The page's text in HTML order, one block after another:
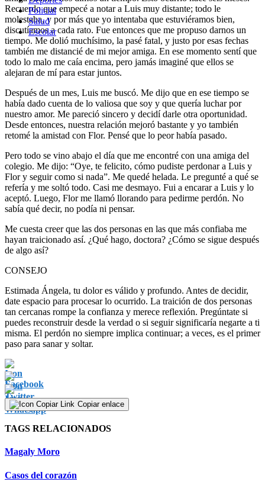
Policial
Salud
Escolar
Recuerdo que empecé a notar a Luis muy distante; todo le
molestaba, y por más que yo intentaba que estuviéramos bien,
discutíamos a cada rato. Fue entonces que me propuso darnos un
tiempo. Me dolió muchísimo, la pasé fatal, y justo por esas fechas
también me distancié de mi mejor amiga. En ese momento sentí que
todo lo malo me caía encima, pero jamás imaginé que ellos se
alejaran de mí para estar juntos.
Después de un mes, Luis me buscó. Me dijo que en ese tiempo se
había dado cuenta de lo valiosa que soy y que quería luchar por
nuestro amor. Me pareció sincero y decidí darle otra oportunidad.
Desde entonces, nuestra relación mejoró bastante y yo también
retomé la amistad con Flor. Pensé que lo peor había pasado.
Pero todo se vino abajo el día que me encontré con una amiga del
colegio. Me dijo: “Oye, te felicito, cómo pudiste perdonar a Luis y
Flor y seguir como si nada”. Me quedé helada. Le pregunté a qué se
refería y me soltó todo. Casi me desmayo. Fui a encarar a Luis y lo
aceptó. Luego, Flor me llamó llorando para pedirme perdón. No
sabía qué decir, no podía ni pensar.
Me cuesta creer que las dos personas en las que más confiaba me
hayan traicionado así. ¿Qué hago, doctora? ¿Cómo se sigue después
de algo así?
CONSEJO
Estimada Ángela, tu dolor es válido y profundo. Antes de decidir,
date espacio para procesar lo ocurrido. La traición de dos personas
tan cercanas rompe la confianza y merece reflexión. Pregúntate si
puedes reconstruir desde la verdad o si seguir significaría negarte a ti
misma. El perdón no siempre implica continuar; a veces, es el primer
paso para sanar y soltar.
Copiar enlace
TAGS RELACIONADOS
Magaly Moro
Casos del corazón